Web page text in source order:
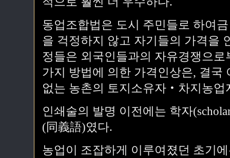
동업조합법은 도시 주민들로 하여
을 걱정하지 않고 자기들의 가격을
정들은 외국인들과의 자유경쟁으
가지 방법에 의한 가격인상은, 결국
없는 농촌의 토지소유자‧차지농
인쇄술의 발명 이전에는 학자
(同義語)였다.
농업이 조잡하게 이루여졌던 초기